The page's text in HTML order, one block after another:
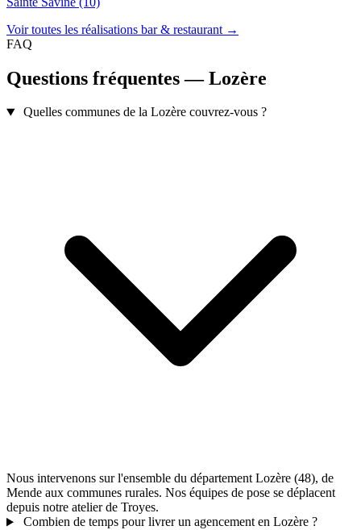
Voir toutes les réalisations bar & restaurant →
FAQ
Questions fréquentes — Lozère
Quelles communes de la Lozère couvrez-vous ?
Nous intervenons sur l'ensemble du département Lozère (48), de
Mende aux communes rurales. Nos équipes de pose se déplacent
depuis notre atelier de Troyes.
Combien de temps pour livrer un agencement en Lozère ?